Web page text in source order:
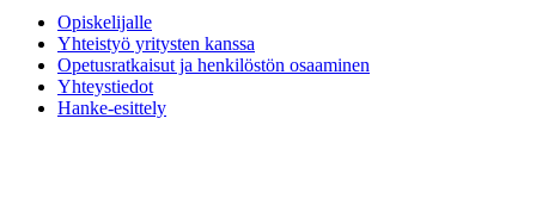
Opiskelijalle
Yhteistyö yritysten kanssa
Opetusratkaisut ja henkilöstön osaaminen
Yhteystiedot
Hanke-esittely